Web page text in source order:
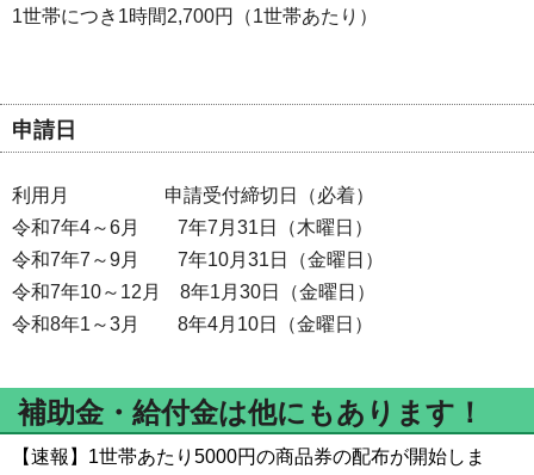
1世帯につき1時間2,700円（1世帯あたり）
申請日
利用月 申請受付締切日（必着）
令和7年4～6月 7年7月31日（木曜日）
令和7年7～9月 7年10月31日（金曜日）
令和7年10～12月 8年1月30日（金曜日）
令和8年1～3月 8年4月10日（金曜日）
補助金・給付金は他にもあります！
【速報】1世帯あたり5000円の商品券の配布が開始しま